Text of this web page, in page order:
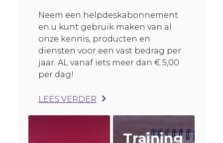
Neem een helpdeskabonnement
en u kunt gebruik maken van al
onze kennis, producten en
diensten voor een vast bedrag per
jaar. AL vanaf iets meer dan € 5,00
per dag!
LEES VERDER
Training